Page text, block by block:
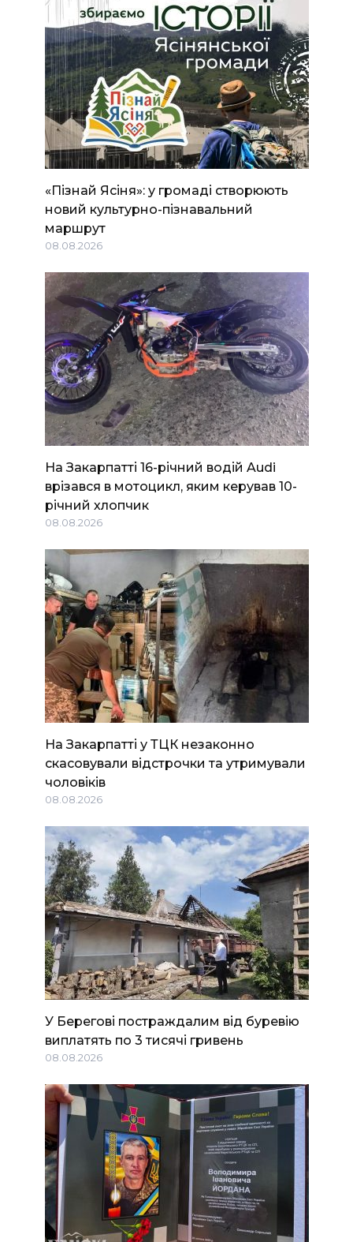
«Пізнай Ясіня»: у громаді створюють
новий культурно-пізнавальний
маршрут
08.08.2026
На Закарпатті 16-річний водій Audi
врізався в мотоцикл, яким керував 10-
річний хлопчик
08.08.2026
На Закарпатті у ТЦК незаконно
скасовували відстрочки та утримували
чоловіків
08.08.2026
У Берегові постраждалим від буревію
виплатять по 3 тисячі гривень
08.08.2026